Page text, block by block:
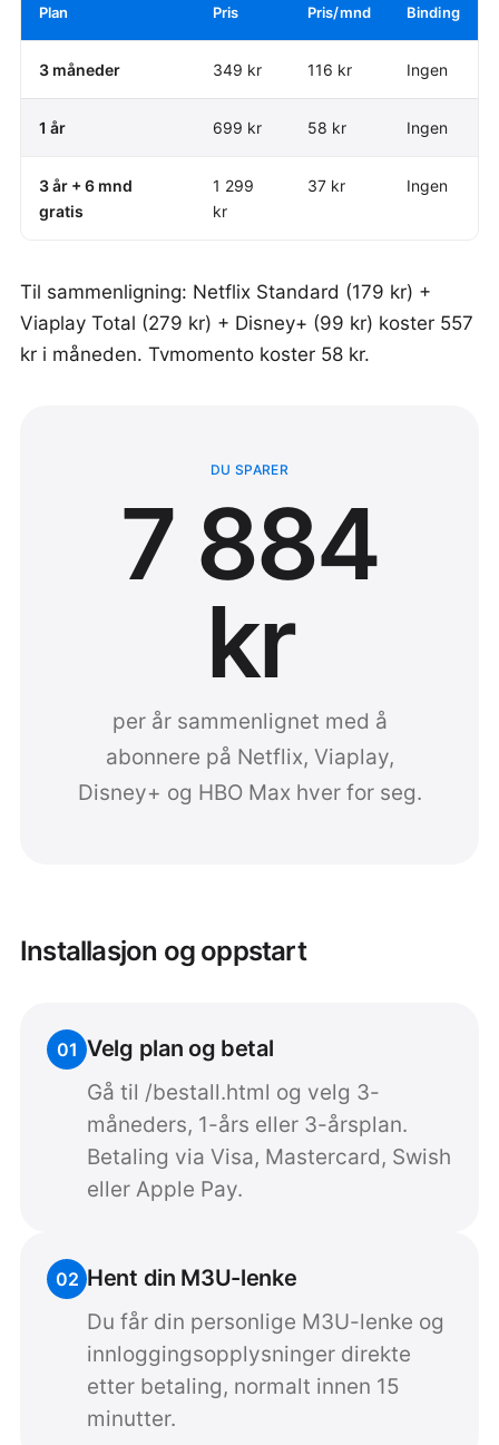
Plan Pris Pris/mnd Binding
3 måneder 349 kr 116 kr Ingen
1 år 699 kr 58 kr Ingen
3 år + 6 mnd
gratis
1 299
kr
37 kr Ingen
Til sammenligning: Netflix Standard (179 kr) +
Viaplay Total (279 kr) + Disney+ (99 kr) koster 557
kr i måneden. Tvmomento koster 58 kr.
DU SPARER
7 884
kr
per år sammenlignet med å
abonnere på Netflix, Viaplay,
Disney+ og HBO Max hver for seg.
Installasjon og oppstart
01 Velg plan og betal
Gå til /bestall.html og velg 3-
måneders, 1-års eller 3-årsplan.
Betaling via Visa, Mastercard, Swish
eller Apple Pay.
02 Hent din M3U-lenke
Du får din personlige M3U-lenke og
innloggingsopplysninger direkte
etter betaling, normalt innen 15
minutter.